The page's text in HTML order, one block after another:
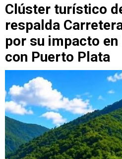
Clúster turístico
respalda
por su impacto en
con Puerto Plata